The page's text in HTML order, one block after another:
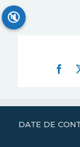
DATE DE
🔇